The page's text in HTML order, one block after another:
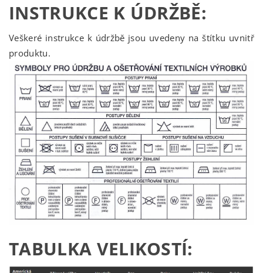
INSTRUKCE K ÚDRŽBĚ:
Veškeré instrukce k údržbě jsou uvedeny na štítku uvnitř
produktu.
TABULKA VELIKOSTÍ: